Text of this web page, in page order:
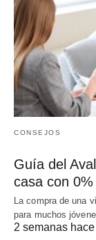
CONSEJOS
Guía del
casa con
La compra de una
para muchos
2 semanas hace